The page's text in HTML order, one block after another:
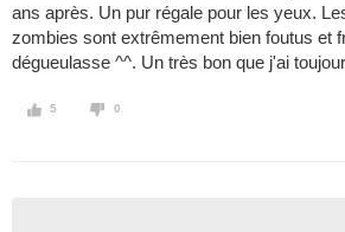
ans après. Un pur régale pour les yeux.
zombies sont extrêmement bien foutus et
dégueulasse ^^. Un très bon que j'ai
5 0